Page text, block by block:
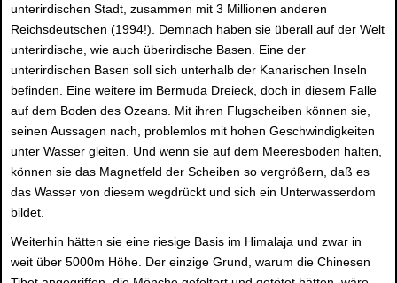
unterirdischen Stadt, zusammen mit 3 Millionen anderen
Reichsdeutschen (1994!). Demnach haben sie überall auf der Welt
unterirdische, wie auch überirdische Basen. Eine der
unterirdischen Basen soll sich unterhalb der Kanarischen Inseln
befinden. Eine weitere im Bermuda Dreieck, doch in diesem Falle
auf dem Boden des Ozeans. Mit ihren Flugscheiben können sie,
seinen Aussagen nach, problemlos mit hohen Geschwindigkeiten
unter Wasser gleiten. Und wenn sie auf dem Meeresboden halten,
können sie das Magnetfeld der Scheiben so vergrößern, daß es
das Wasser von diesem wegdrückt und sich ein Unterwasserdom
bildet.
Weiterhin hätten sie eine riesige Basis im Himalaja und zwar in
weit über 5000m Höhe. Der einzige Grund, warum die Chinesen